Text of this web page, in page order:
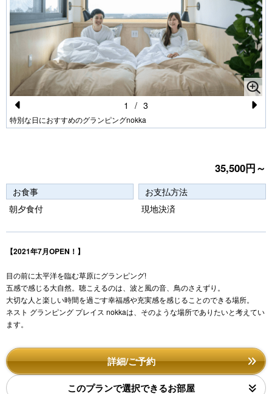
Pr
u
s
特別な日におすすめのグランピングnokka
1 / 3
35,500円～
お食事
朝夕食付
お支払方法
現地決済
【2021年7月OPEN！】
目の前に太平洋を臨む草原にグランピング!
五感で感じる大自然。聴こえるのは、波と風の音、鳥のさえずり。
大切な人と楽しい時間を過ごす幸福感や充実感を感じることのできる場所。
ネスト グランピング プレイス nokkaは、そのような場所でありたいと考えてい
ます。
詳細/ご予約
このプランで選択できるお部屋